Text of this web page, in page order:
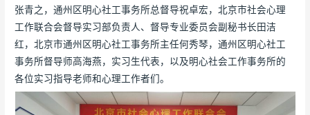
张青之，通州区明心社工事务所总督导祝卓宏，北京市社会心理
工作联合会督导实习部负责人、督导专业委员会副秘书长田洁
红，北京市通州区明心社工事务所主任何秀琴，通州区明心社工
事务所督导师高海燕，实习生代表，以及明心社会工作事务所的
各位实习指导老师和心理工作者们。